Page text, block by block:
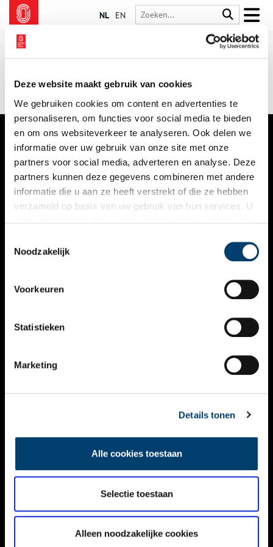
Deze website maakt gebruik van cookies
We gebruiken cookies om content en advertenties te
personaliseren, om functies voor social media te bieden
en om ons websiteverkeer te analyseren. Ook delen we
informatie over uw gebruik van onze site met onze
partners voor social media, adverteren en analyse. Deze
partners kunnen deze gegevens combineren met andere
informatie die u aan ze heeft verstrekt of die ze hebben
verzameld op basis van uw gebruik van hun services. U
Noodzakelijk
Voorkeuren
Statistieken
Marketing
Details tonen
Alle cookies toestaan
Selectie toestaan
Alleen noodzakelijke cookies
NL EN
VERHALEN
NIEUWS
KALENDER
ACTIVITEITEN
NIEUWSBRIEF
DISCLAIMER
TOEGANKELIJKHEID
Volg ONH op social media